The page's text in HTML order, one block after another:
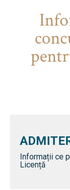
Informații ce
Licență